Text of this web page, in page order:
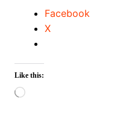
Facebook
X
Like this:
Loading…